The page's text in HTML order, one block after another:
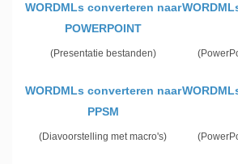
WORDMLs converteren naar
POWERPOINT
(Presentatie bestanden)
WORDMLs converteren naar
PPSM
(Diavoorstelling met macro's)